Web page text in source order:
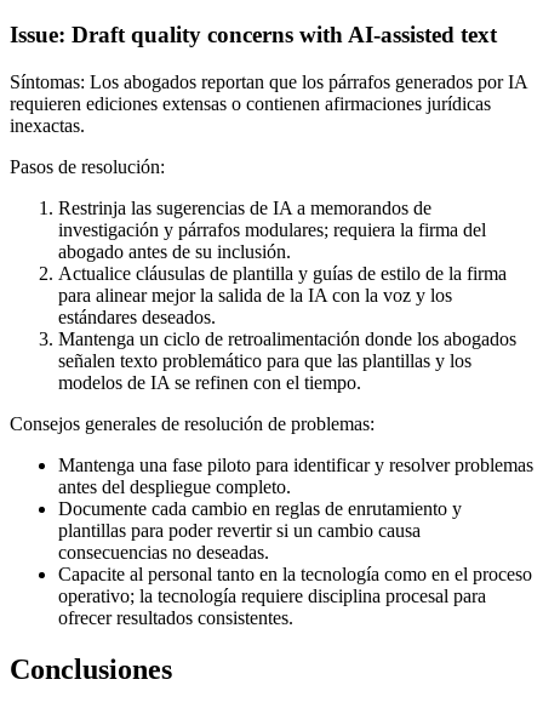
Issue: Draft quality concerns with AI-assisted text
Síntomas: Los abogados reportan que los párrafos generados por IA
requieren ediciones extensas o contienen afirmaciones jurídicas
inexactas.
Pasos de resolución:
Restrinja las sugerencias de IA a memorandos de
investigación y párrafos modulares; requiera la firma del
abogado antes de su inclusión.
Actualice cláusulas de plantilla y guías de estilo de la firma
para alinear mejor la salida de la IA con la voz y los
estándares deseados.
Mantenga un ciclo de retroalimentación donde los abogados
señalen texto problemático para que las plantillas y los
modelos de IA se refinen con el tiempo.
Consejos generales de resolución de problemas:
Mantenga una fase piloto para identificar y resolver problemas
antes del despliegue completo.
Documente cada cambio en reglas de enrutamiento y
plantillas para poder revertir si un cambio causa
consecuencias no deseadas.
Capacite al personal tanto en la tecnología como en el proceso
operativo; la tecnología requiere disciplina procesal para
ofrecer resultados consistentes.
Conclusiones